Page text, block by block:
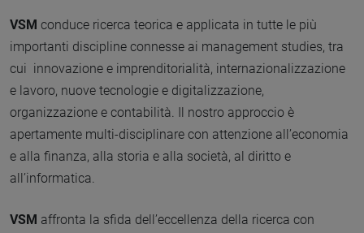
VSM conduce ricerca teorica e applicata in tutte le più
importanti discipline connesse ai management studies, tra
cui innovazione e imprenditorialità, internazionalizzazione
e lavoro, nuove tecnologie e digitalizzazione,
organizzazione e contabilità. Il nostro approccio è
apertamente multi-disciplinare con attenzione all’economia
e alla finanza, alla storia e alla società, al diritto e
all’informatica.
VSM affronta la sfida dell’eccellenza della ricerca con